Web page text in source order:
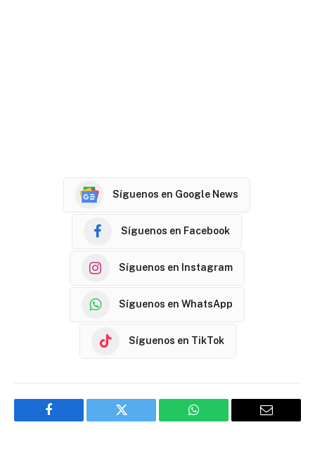
Síguenos en Google News
Síguenos en Facebook
Síguenos en Instagram
Síguenos en WhatsApp
Síguenos en TikTok
Facebook Twitter WhatsApp Email